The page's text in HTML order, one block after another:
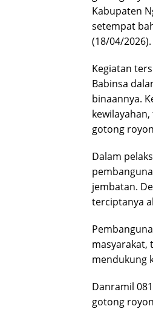
Kabupaten
setempat
(18/04/2026).
Kegiatan
Babinsa
binaannya.
gotong
Dalam
jembatan.
terciptanya
masyarakat,
mendukung
Danramil
gotong